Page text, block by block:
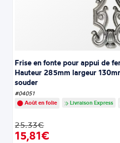
Frise en fonte pour appui de
Hauteur 285mm largeur
souder
#04051
Août en folie
Livraison Express
25.33€
15,81€